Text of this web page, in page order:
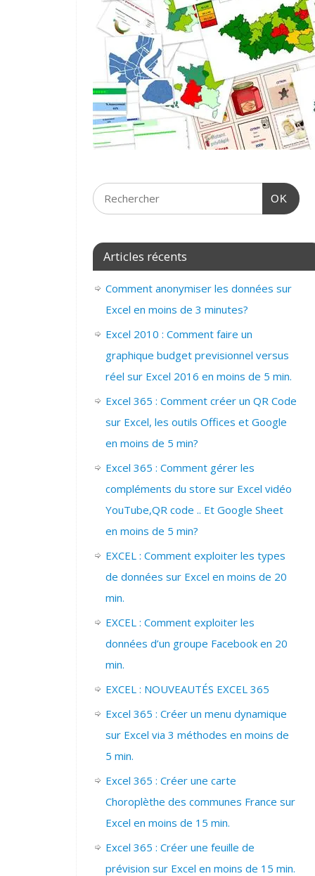
OK
Articles récents
Comment anonymiser les données sur
Excel en moins de 3 minutes?
Excel 2010 : Comment faire un
graphique budget previsionnel versus
réel sur Excel 2016 en moins de 5 min.
Excel 365 : Comment créer un QR Code
sur Excel, les outils Offices et Google
en moins de 5 min?
Excel 365 : Comment gérer les
compléments du store sur Excel vidéo
YouTube,QR code .. Et Google Sheet
en moins de 5 min?
EXCEL : Comment exploiter les types
de données sur Excel en moins de 20
min.
EXCEL : Comment exploiter les
données d’un groupe Facebook en 20
min.
EXCEL : NOUVEAUTÉS EXCEL 365
Excel 365 : Créer un menu dynamique
sur Excel via 3 méthodes en moins de
5 min.
Excel 365 : Créer une carte
Choroplèthe des communes France sur
Excel en moins de 15 min.
Excel 365 : Créer une feuille de
prévision sur Excel en moins de 15 min.